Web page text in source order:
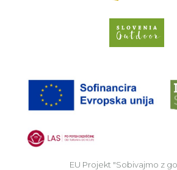
EU Projekt "Sobivajmo z